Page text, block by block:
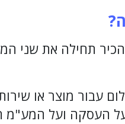
?
תחילה את שני
עבור מוצר או
העסקה ועל המע"מ